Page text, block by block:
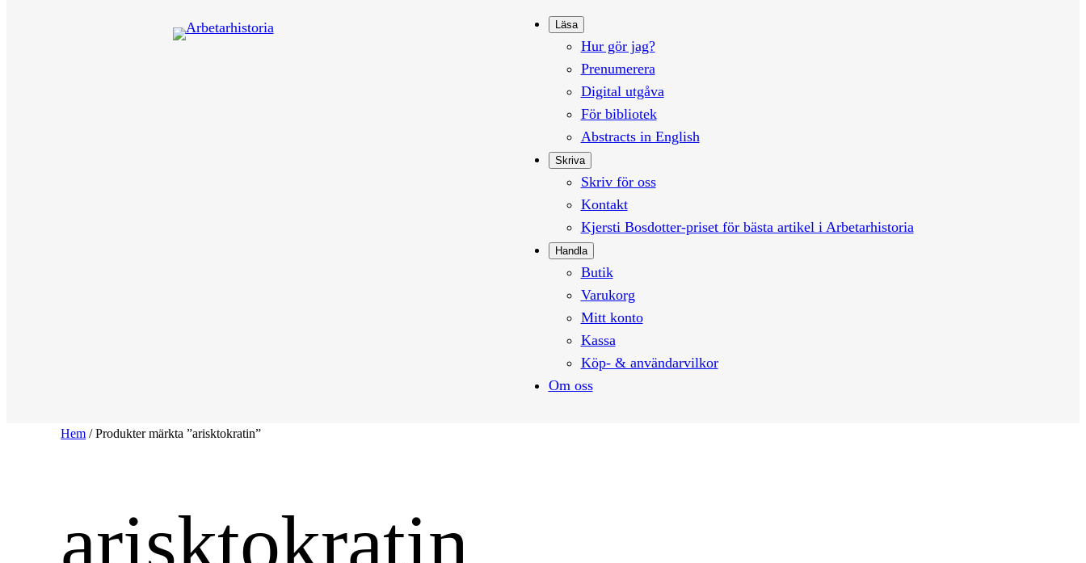
Läsa
Hur gör jag?
Prenumerera
Digital utgåva
För bibliotek
Abstracts in English
Skriva
Skriv för oss
Kontakt
Kjersti Bosdotter-priset för bästa artikel i Arbetarhistoria
Handla
Butik
Varukorg
Mitt konto
Kassa
Köp- & användarvilkor
Om oss
Hem / Produkter märkta ”arisktokratin”
arisktokratin